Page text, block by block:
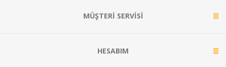
MÜŞTERI SERVISI
HESABIM